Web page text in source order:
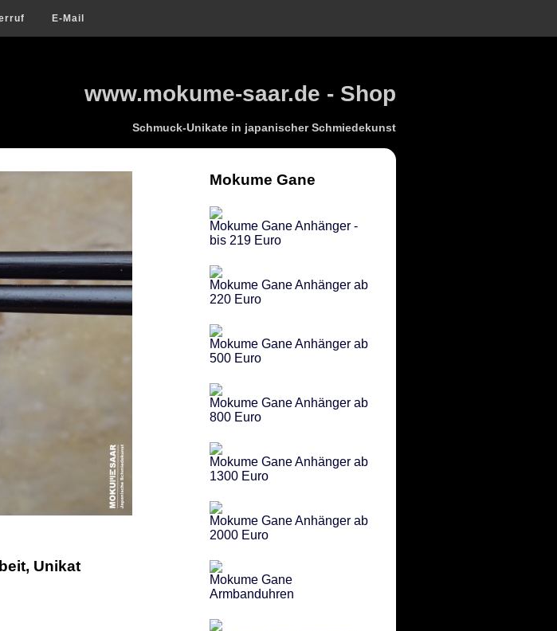
E-Mail
www.mokume-saar.de - Shop
Schmuck-Unikate in japanischer Schmiedekunst
Unikat
Mokume Gane
Mokume Gane Anhänger -
bis 219 Euro
Mokume Gane Anhänger ab
220 Euro
Mokume Gane Anhänger ab
500 Euro
Mokume Gane Anhänger ab
800 Euro
Mokume Gane Anhänger ab
1300 Euro
Mokume Gane Anhänger ab
2000 Euro
Mokume Gane
Armbanduhren